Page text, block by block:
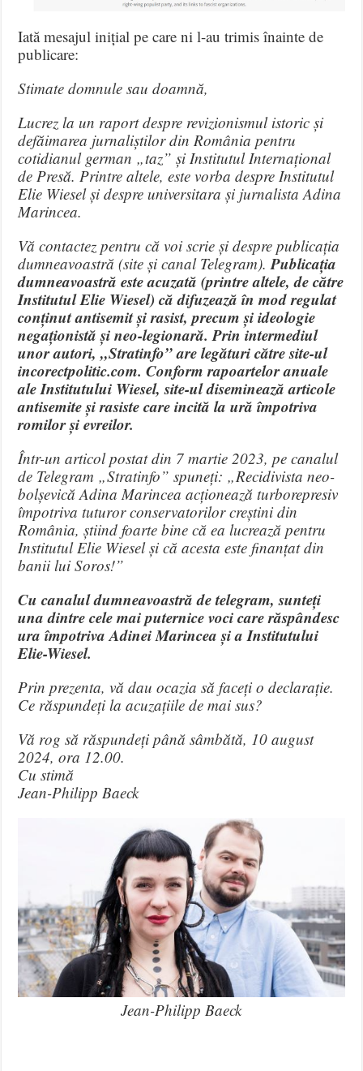
Iată mesajul inițial pe care ni l-au trimis înainte de
publicare:
Stimate domnule sau doamnă,
Lucrez la un raport despre revizionismul istoric și
defăimarea jurnaliștilor din România pentru
cotidianul german „taz” și Institutul Internațional
de Presă. Printre altele, este vorba despre Institutul
Elie Wiesel și despre universitara și jurnalista Adina
Marincea.
Vă contactez pentru că voi scrie și despre publicația
dumneavoastră (site și canal Telegram).Publicația
dumneavoastră este acuzată (printre altele, de către
Institutul Elie Wiesel) că difuzează în mod regulat
conținut antisemit și rasist, precum și ideologie
negaționistă și neo-legionară. Prin intermediul
unor autori, ,,Stratinfo” are legături către site-ul
incorectpolitic.com. Conform rapoartelor anuale
ale Institutului Wiesel, site-ul diseminează articole
antisemite și rasiste care incită la ură împotriva
romilor și evreilor.
Într-un articol postat din 7 martie 2023, pe canalul
de Telegram „Stratinfo” spuneți: „Recidivista neo-
bolșevică Adina Marincea acționează turborepresiv
împotriva tuturor conservatorilor creștini din
România, știind foarte bine că ea lucrează pentru
Institutul Elie Wiesel și că acesta este finanțat din
banii lui Soros!”
Cu canalul dumneavoastră de telegram, sunteți
una dintre cele mai puternice voci care răspândesc
ura împotriva Adinei Marincea și a Institutului
Elie-Wiesel.
Prin prezenta, vă dau ocazia să faceți o declarație.
Ce răspundeți la acuzațiile de mai sus?
Vă rog să răspundeți până sâmbătă, 10 august
2024, ora 12.00.
Cu stimă
Jean-Philipp Baeck
Jean-Philipp Baeck